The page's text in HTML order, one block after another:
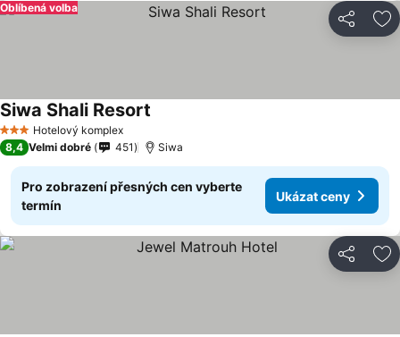
Sdílet
Oblíbená volba
3 Počet hvězdiček
Hotelový komplex
Siwa Shali Resort
8,4 Velmi dobré 451 Siwa
Pro zobrazení přesných cen vyberte
termín
Ukázat ceny
Sdílet